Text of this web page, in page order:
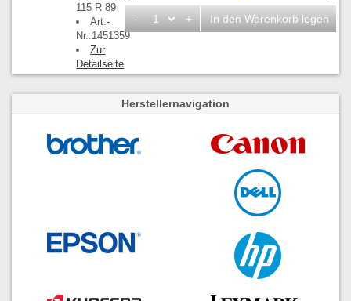
115 R 89
Art.-
Nr.:1451359
Zur
Detailseite
- + In den Warenkorb legen
Herstellernavigation